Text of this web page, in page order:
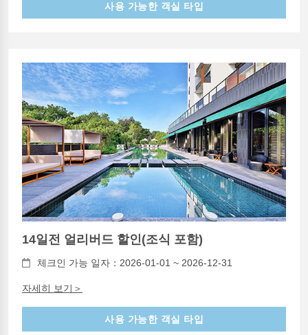
사용 가능한 객실 타입
14일전 얼리버드 할인(조식 포함)
체크인 가능 일자：2026-01-01 ~ 2026-12-31
자세히 보기＞
사용 가능한 객실 타입